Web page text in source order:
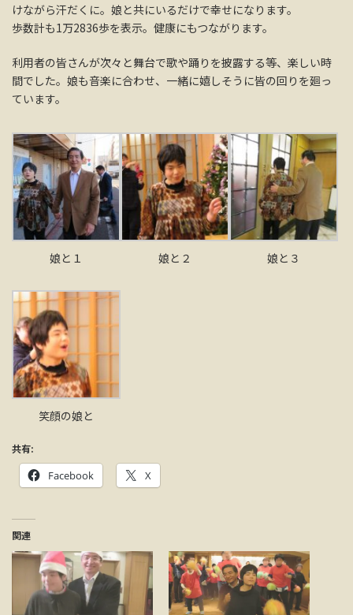
けながら汗だくに。娘と共にいるだけで幸せになります。
歩数計も1万2836歩を表示。健康にもつながります。
利用者の皆さんが次々と舞台で歌や踊りを披露する等、楽しい時
間でした。娘も音楽に合わせ、一緒に嬉しそうに皆の回りを廻っ
ています。
娘と１ 娘と２ 娘と３
笑顔の娘と
共有:
Facebook X
関連